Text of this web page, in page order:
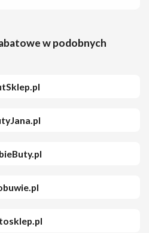
w podobnych